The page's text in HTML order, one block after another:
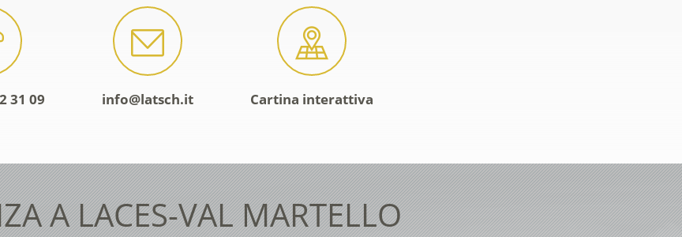
31 09 info@latsch.it Cartina interattiva
A LACES-VAL MARTELLO